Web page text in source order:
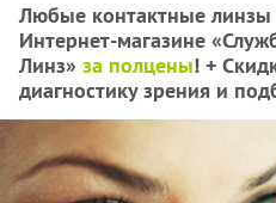
Любые контактные линзы
Интернет-магазине
Линз» за полцены! +
диагностику зрения и